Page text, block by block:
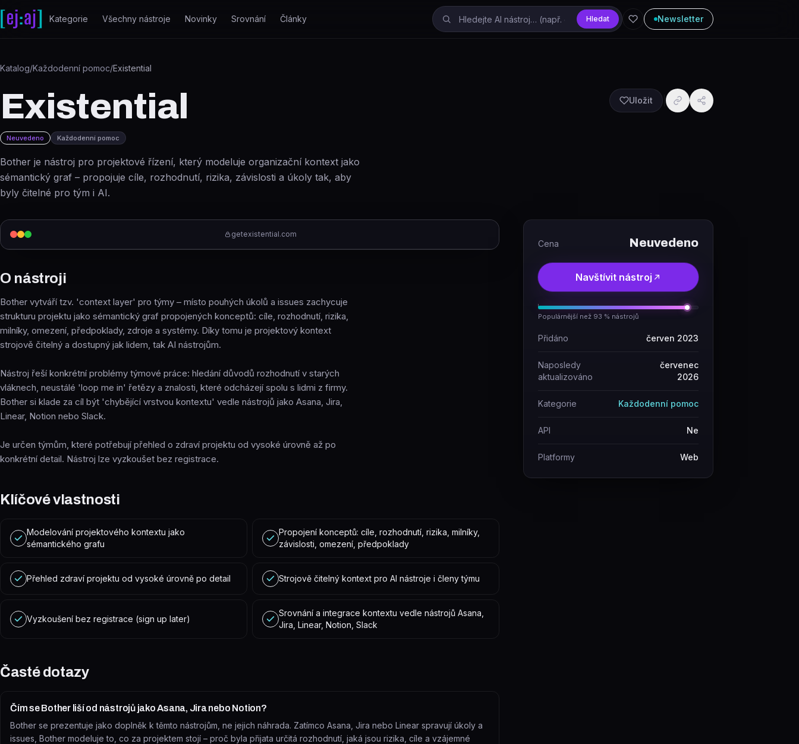
Přeskočit na obsah
Kategorie Všechny nástroje Novinky Srovnání Články Hledat Newsletter
Katalog/Každodenní pomoc/Existential
Existential
Neuvedeno Každodenní pomoc
Bother je nástroj pro projektové řízení, který modeluje organizační kontext jako
sémantický graf – propojuje cíle, rozhodnutí, rizika, závislosti a úkoly tak, aby
byly čitelné pro tým i AI.
Uložit
getexistential.com
O nástroji
Bother vytváří tzv. 'context layer' pro týmy – místo pouhých úkolů a issues zachycuje
strukturu projektu jako sémantický graf propojených konceptů: cíle, rozhodnutí, rizika,
milníky, omezení, předpoklady, zdroje a systémy. Díky tomu je projektový kontext
strojově čitelný a dostupný jak lidem, tak AI nástrojům.
Nástroj řeší konkrétní problémy týmové práce: hledání důvodů rozhodnutí v starých
vláknech, neustálé 'loop me in' řetězy a znalosti, které odcházejí spolu s lidmi z firmy.
Bother si klade za cíl být 'chybějící vrstvou kontextu' vedle nástrojů jako Asana, Jira,
Linear, Notion nebo Slack.
Je určen týmům, které potřebují přehled o zdraví projektu od vysoké úrovně až po
konkrétní detail. Nástroj lze vyzkoušet bez registrace.
Klíčové vlastnosti
Modelování projektového kontextu jako
sémantického grafu
Propojení konceptů: cíle, rozhodnutí, rizika, milníky,
závislosti, omezení, předpoklady
Přehled zdraví projektu od vysoké úrovně po detail Strojově čitelný kontext pro AI nástroje i členy týmu
Vyzkoušení bez registrace (sign up later)
Srovnání a integrace kontextu vedle nástrojů Asana,
Jira, Linear, Notion, Slack
Časté dotazy
Čím se Bother liší od nástrojů jako Asana, Jira nebo Notion?
Bother se prezentuje jako doplněk k těmto nástrojům, ne jejich náhrada. Zatímco Asana, Jira nebo Linear spravují úkoly a
issues, Bother modeluje to, co za projektem stojí – proč byla přijata určitá rozhodnutí, jaká jsou rizika, cíle a vzájemné
Cena Neuvedeno
Navštívit nástroj
Populárnější než 93 % nástrojů
Přidáno červen 2023
Naposledy
aktualizováno
červenec
2026
Kategorie Každodenní pomoc
API Ne
Platformy Web